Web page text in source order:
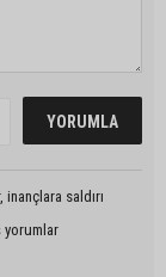
saldırı
yorumlar